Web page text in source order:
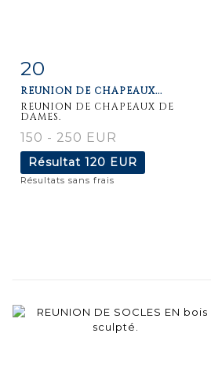
20
REUNION DE CHAPEAUX...
REUNION DE CHAPEAUX DE
DAMES.
150 - 250 EUR
Résultat 120 EUR
Résultats sans frais